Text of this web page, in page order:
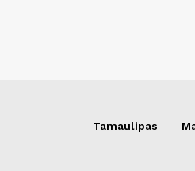
Tamaulipas